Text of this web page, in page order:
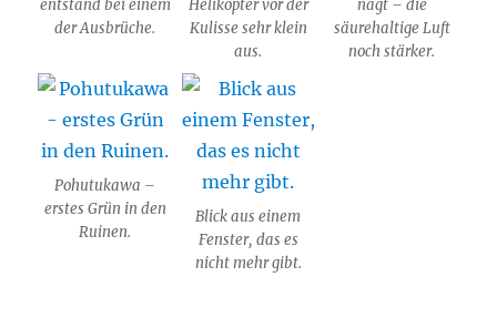
entstand bei einem
der Ausbrüche.
Helikopter vor der
Kulisse sehr klein
aus.
nagt – die
säurehaltige Luft
noch stärker.
Pohutukawa –
erstes Grün in den
Ruinen.
Blick aus einem
Fenster, das es
nicht mehr gibt.